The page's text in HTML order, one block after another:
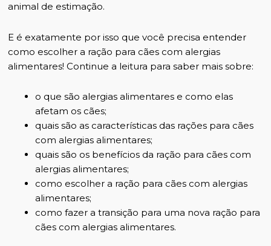
animal de estimação.
E é exatamente por isso que você precisa entender
como escolher a ração para cães com alergias
alimentares! Continue a leitura para saber mais sobre:
o que são alergias alimentares e como elas
afetam os cães;
quais são as características das rações para cães
com alergias alimentares;
quais são os benefícios da ração para cães com
alergias alimentares;
como escolher a ração para cães com alergias
alimentares;
como fazer a transição para uma nova ração para
cães com alergias alimentares.